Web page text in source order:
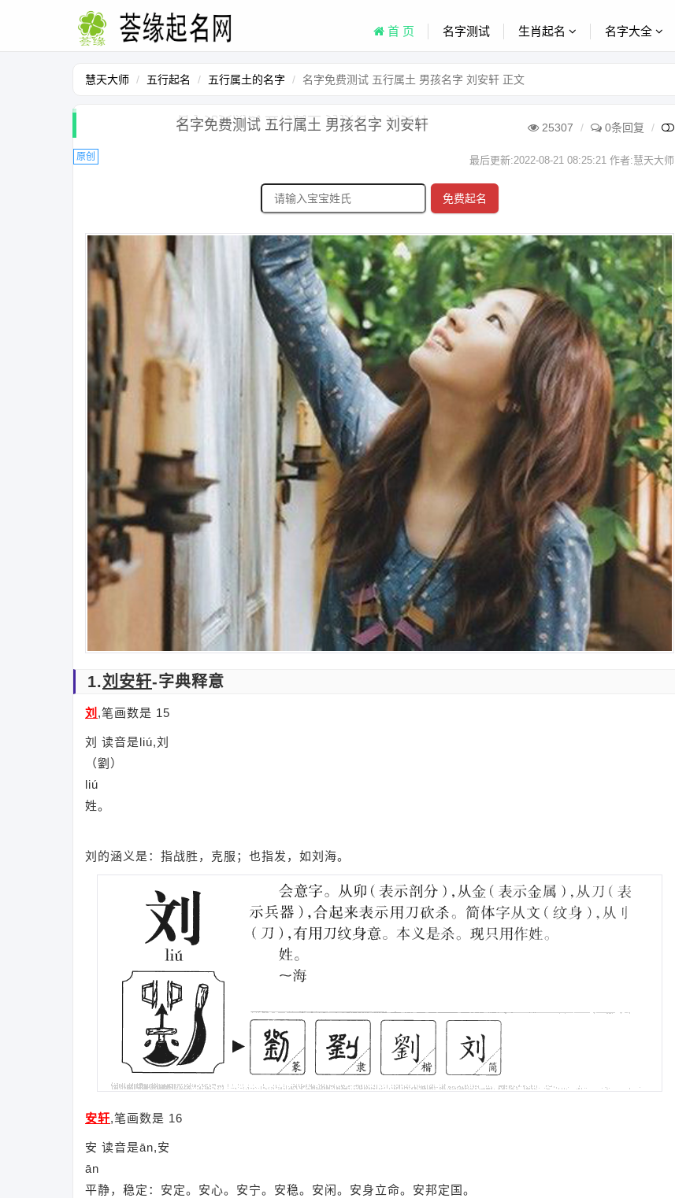
首 页 名字测试 生肖起名 名字大全
慧天大师 五行起名 五行属土的名字 名字免费测试 五行属土 男孩名字 刘安轩 正文
25307 0条回复
名字免费测试 五行属土 男孩名字 刘安轩
原创 最后更新:2022-08-21 08:25:21 作者:慧天大师
免费起名
1.刘安轩-字典释意
刘 ,笔画数是 15
刘 读音是liú,刘
（劉）
liú
姓。
刘的涵义是：指战胜，克服；也指发，如刘海。
安轩,笔画数是 16
安 读音是ān,安
ān
平静，稳定：安定。安心。安宁。安稳。安闲。安身立命。安邦定国。